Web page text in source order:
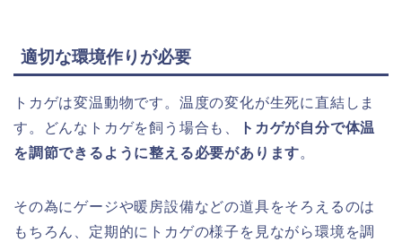
適切な環境作りが必要
トカゲは変温動物です。温度の変化が生死に直結しま
す。どんなトカゲを飼う場合も、
トカゲが自分で体温
を調節できるように整える必要があります。
その為にゲージや暖房設備などの道具をそろえるのは
もちろん、定期的にトカゲの様子を見ながら環境を調